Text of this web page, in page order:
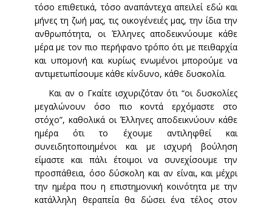
τόσο επιθετικά, τόσο αναπάντεχα απειλεί εδώ και
μήνες τη ζωή μας, τις οικογένειές μας, την ίδια την
ανθρωπότητα, οι Έλληνες αποδεικνύουμε κάθε
μέρα με τον πιο περήφανο τρόπο ότι με πειθαρχία
και υπομονή και κυρίως ενωμένοι μπορούμε να
αντιμετωπίσουμε κάθε κίνδυνο, κάθε δυσκολία.
Και αν ο Γκαίτε ισχυριζόταν ότι “οι δυσκολίες
μεγαλώνουν όσο πιο κοντά ερχόμαστε στο
στόχο”, καθολικά οι Έλληνες αποδεικνύουν κάθε
ημέρα ότι το έχουμε αντιληφθεί και
συνειδητοποιημένοι και με ισχυρή βούληση
είμαστε και πάλι έτοιμοι να συνεχίσουμε την
προσπάθεια, όσο δύσκολη και αν είναι, και μέχρι
την ημέρα που η επιστημονική κοινότητα με την
κατάλληλη θεραπεία θα δώσει ένα τέλος στον